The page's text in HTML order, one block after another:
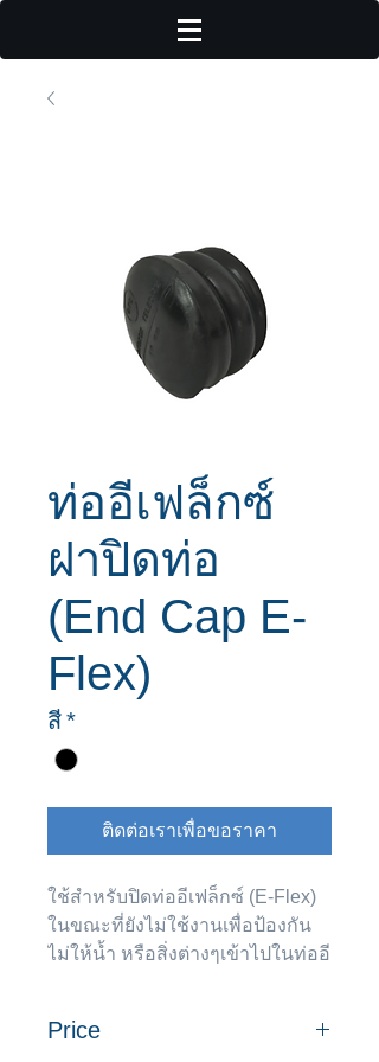
ท่ออีเฟล็กซ์
ฝาปิดท่อ
(End Cap E-
Flex)
สี*
ติดต่อเราเพื่อขอราคา
ใช้สำหรับปิดท่ออีเฟล็กซ์ (E-Flex)
ในขณะที่ยังไม่ใช้งานเพื่อป้องกัน
ไม่ให้น้ำ หรือสิ่งต่างๆเข้าไปในท่ออี
Price